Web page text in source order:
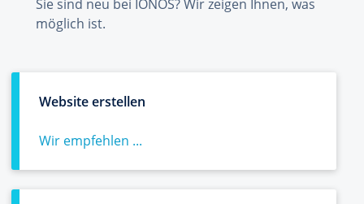
Sie sind neu bei IONOS? Wir zeigen Ihnen, was
möglich ist.
Website erstellen
Wir empfehlen ...